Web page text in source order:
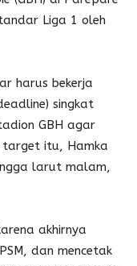
Liga 1 oleh
harus bekerja
singkat
GBH agar
target itu, Hamka
larut malam,
akhirnya
dan mencetak